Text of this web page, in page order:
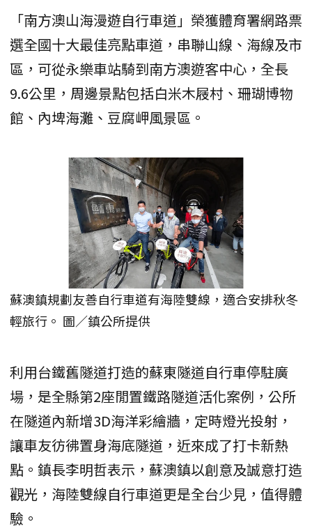
「南方澳山海漫遊自行車道」榮獲體育署網路票
選全國十大最佳亮點車道，串聯山線、海線及市
區，可從永樂車站騎到南方澳遊客中心，全長
9.6公里，周邊景點包括白米木屐村、珊瑚博物
館、內埤海灘、豆腐岬風景區。
蘇澳鎮規劃友善自行車道有海陸雙線，適合安排秋冬
輕旅行。 圖／鎮公所提供
利用台鐵舊隧道打造的蘇東隧道自行車停駐廣
場，是全縣第2座閒置鐵路隧道活化案例，公所
在隧道內新增3D海洋彩繪牆，定時燈光投射，
讓車友彷彿置身海底隧道，近來成了打卡新熱
點。鎮長李明哲表示，蘇澳鎮以創意及誠意打造
觀光，海陸雙線自行車道更是全台少見，值得體
驗。